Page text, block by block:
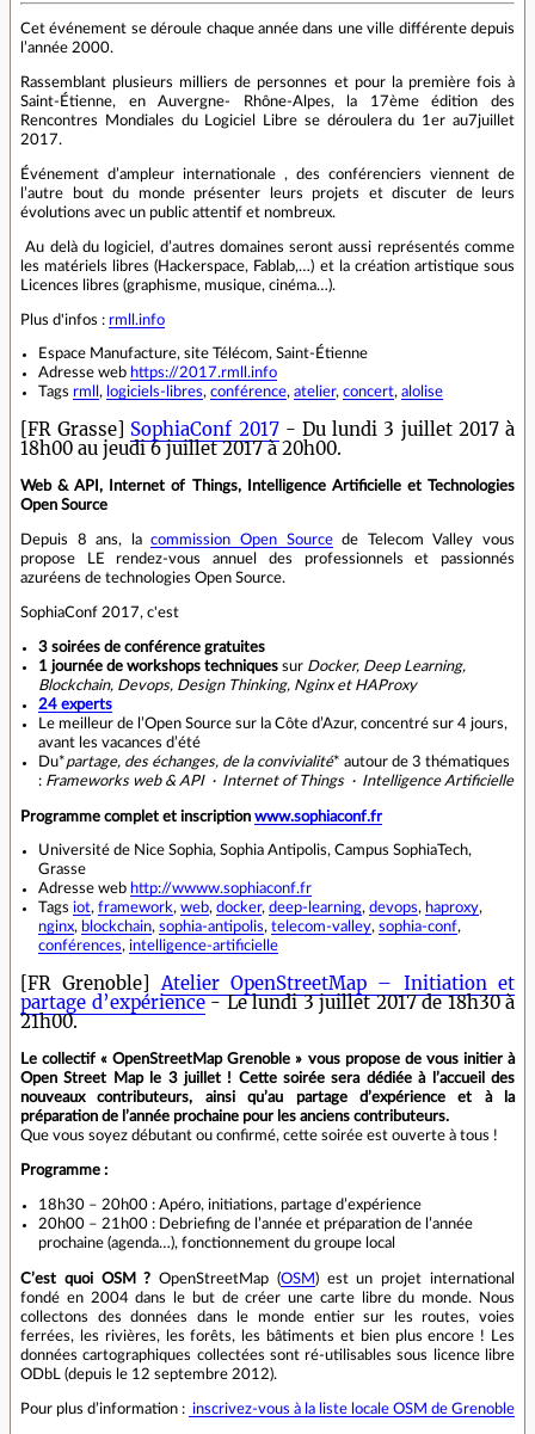
Cet événement se déroule chaque année dans une ville différente depuis
l’année 2000.
Rassemblant plusieurs milliers de personnes et pour la première fois à
Saint-Étienne, en Auvergne- Rhône-Alpes, la 17ème édition des
Rencontres Mondiales du Logiciel Libre se déroulera du 1er au7juillet
2017.
Événement d’ampleur internationale , des conférenciers viennent de
l’autre bout du monde présenter leurs projets et discuter de leurs
évolutions avec un public attentif et nombreux.
Au delà du logiciel, d’autres domaines seront aussi représentés comme
les matériels libres (Hackerspace, Fablab,…) et la création artistique sous
Licences libres (graphisme, musique, cinéma…).
Plus d'infos : rmll.info
Espace Manufacture, site Télécom, Saint-Étienne
Adresse web https://2017.rmll.info
Tags rmll , logiciels-libres, conférence, atelier, concert, alolise
[FR Grasse] SophiaConf 2017- Du lundi 3 juillet 2017 à
18h00 au jeudi 6 juillet 2017 à 20h00.
Web & API, Internet of Things, Intelligence Artificielle et Technologies
Open Source
Depuis 8 ans, lacommission Open Sourcede Telecom Valley vous
propose LE rendez-vous annuel des professionnels et passionnés
azuréens de technologies Open Source.
SophiaConf 2017, c'est
3 soirées de conférence gratuites
1 journée de workshops techniques sur Docker, Deep Learning,
Blockchain, Devops, Design Thinking, Nginx et HAProxy
24 experts
Le meilleur de l’Open Source sur la Côte d’Azur, concentré sur 4 jours,
avant les vacances d’été
Du*partage, des échanges, de la convivialité* autour de 3 thématiques
: Frameworks web & API · Internet of Things · Intelligence Artificielle
Programme complet et inscription www.sophiaconf.fr
Université de Nice Sophia, Sophia Antipolis, Campus SophiaTech,
Grasse
Adresse web http://wwww.sophiaconf.fr
Tags iot, framework, web, docker, deep-learning, devops, haproxy,
nginx, blockchain, sophia-antipolis, telecom-valley, sophia-conf,
conférences, intelligence-artificielle
[FR Grenoble]Atelier OpenStreetMap – Initiation et
partage d’expérience- Le lundi 3 juillet 2017 de 18h30 à
21h00.
Le collectif « OpenStreetMap Grenoble » vous propose de vous initier à
Open Street Map le 3 juillet ! Cette soirée sera dédiée à l’accueil des
nouveaux contributeurs, ainsi qu’au partage d’expérience et à la
préparation de l’année prochaine pour les anciens contributeurs.
Que vous soyez débutant ou confirmé, cette soirée est ouverte à tous !
Programme :
18h30 – 20h00 : Apéro, initiations, partage d’expérience
20h00 – 21h00 : Debriefing de l’année et préparation de l’année
prochaine (agenda…), fonctionnement du groupe local
C’est quoi OSM ? OpenStreetMap (OSM) est un projet international
fondé en 2004 dans le but de créer une carte libre du monde. Nous
collectons des données dans le monde entier sur les routes, voies
ferrées, les rivières, les forêts, les bâtiments et bien plus encore ! Les
données cartographiques collectées sont ré-utilisables sous licence libre
ODbL (depuis le 12 septembre 2012).
Pour plus d’information : inscrivez-vous à la liste locale OSM de Grenoble